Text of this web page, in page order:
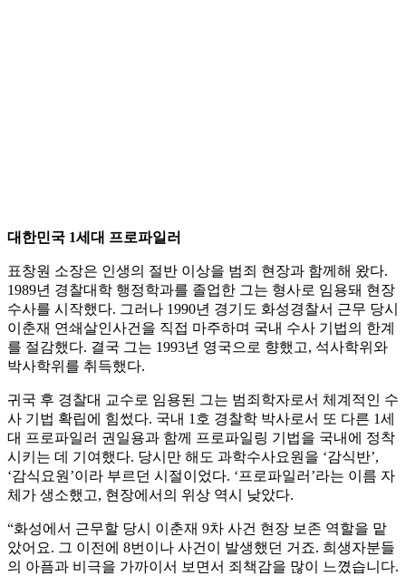
대한민국 1세대 프로파일러
표창원 소장은 인생의 절반 이상을 범죄 현장과 함께해 왔다.
1989년 경찰대학 행정학과를 졸업한 그는 형사로 임용돼 현장
수사를 시작했다. 그러나 1990년 경기도 화성경찰서 근무 당시
이춘재 연쇄살인사건을 직접 마주하며 국내 수사 기법의 한계
를 절감했다. 결국 그는 1993년 영국으로 향했고, 석사학위와
박사학위를 취득했다.
귀국 후 경찰대 교수로 임용된 그는 범죄학자로서 체계적인 수
사 기법 확립에 힘썼다. 국내 1호 경찰학 박사로서 또 다른 1세
대 프로파일러 권일용과 함께 프로파일링 기법을 국내에 정착
시키는 데 기여했다. 당시만 해도 과학수사요원을 ‘감식반’,
‘감식요원’이라 부르던 시절이었다. ‘프로파일러’라는 이름 자
체가 생소했고, 현장에서의 위상 역시 낮았다.
“화성에서 근무할 당시 이춘재 9차 사건 현장 보존 역할을 맡
았어요. 그 이전에 8번이나 사건이 발생했던 거죠. 희생자분들
의 아픔과 비극을 가까이서 보면서 죄책감을 많이 느꼈습니다.